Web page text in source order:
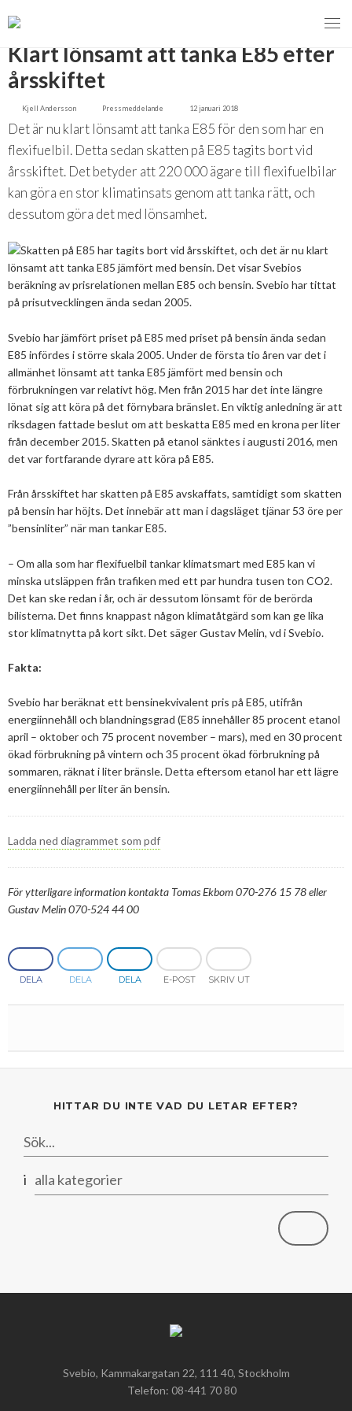
MENY
VI VERKAR FÖR
Svebios valmanifest 2026
Styrmedel
Koldioxidskatt
Besvarade remisser
Juni
Maj
April
Mars
2025
December
November
September
Juni
April
Mars
Februari
2024
November
Oktober
Augusti
Juni
Maj
Mars
Februari
Januari
2023
December
Augusti
Maj
April
Mars
2022
November
September
Augusti
April
Mars
Februari
Januari
December
September
Augusti
Juni
Maj
Mars
Februari
Januari
2020
November
Oktober
September
Juni
Maj
April
Januari
November
Oktober
September
Juli
Juni
April
Mars
Februari
2018
Maj
April
Mars
Februari
Januari
2017
November
Oktober
September
Augusti
Juni
April
Februari
2016
November
Oktober
September
Augusti
Juli
Maj
Mars
Januari
2015
November
Oktober
September
Augusti
Maj
Februari
2014
Augusti
Juni
Maj
Mars
Januari
2013
November
Oktober
Augusti
April
Februari
2012
December
September
Juli
Mars
2011
November
September
Juni
Mars
December
September
2009
November
Juli
Mars
December
2007
Remisser på gång
Aktuella frågor
Ger förbränning en kolskuld?
Det finns inget liv utan förbränning
Försörjningstrygghet
Hur ser Sveriges energianvänding ut?
Sammanfattande statistik om bioenergi
Varför behöves reduktionsplikten?
Biovärme
Biodrivmedel
Biokraft
Kolsänkor
Bioenergi – ord och begrepp
Exempel på bioenergi
PRESS
MEDLEMSKAP
Associerad medlem
Privat medlem
EVENEMANG
MER
Om oss
Styrelse
Hedersmedlemmar
Svebios stadgar
Årsstämmor
Medlemmar
Konferenser och event
Svebio Fuel Market Day
Svebios vår- och årsmöteskonferens
Publikationer och dokument
Projekt inom bioenergi
Avslutade projekt
Nätverk och samarbeten
BioDriv
Jan Häckners bioenergistipendium
Medlemmar
Våra kanaler
Kontakt
Klart lönsamt att tanka E85 efter
årsskiftet
Kjell Andersson Pressmeddelande 12 januari 2018
Det är nu klart lönsamt att tanka E85 för den som har en
flexifuelbil. Detta sedan skatten på E85 tagits bort vid
årsskiftet. Det betyder att 220 000 ägare till flexifuelbilar
kan göra en stor klimatinsats genom att tanka rätt, och
dessutom göra det med lönsamhet.
Svebio har jämfört priset på E85 med priset på bensin ända sedan
E85 infördes i större skala 2005. Under de första tio åren var det i
allmänhet lönsamt att tanka E85 jämfört med bensin och
förbrukningen var relativt hög. Men från 2015 har det inte längre
lönat sig att köra på det förnybara bränslet. En viktig anledning är att
riksdagen fattade beslut om att beskatta E85 med en krona per liter
från december 2015. Skatten på etanol sänktes i augusti 2016, men
det var fortfarande dyrare att köra på E85.
Från årsskiftet har skatten på E85 avskaffats, samtidigt som skatten
på bensin har höjts. Det innebär att man i dagsläget tjänar 53 öre per
”bensinliter” när man tankar E85.
– Om alla som har flexifuelbil tankar klimatsmart med E85 kan vi
minska utsläppen från trafiken med ett par hundra tusen ton CO2.
Det kan ske redan i år, och är dessutom lönsamt för de berörda
bilisterna. Det finns knappast någon klimatåtgärd som kan ge lika
stor klimatnytta på kort sikt. Det säger Gustav Melin, vd i Svebio.
Fakta:
Svebio har beräknat ett bensinekvivalent pris på E85, utifrån
energiinnehåll och blandningsgrad (E85 innehåller 85 procent etanol
april – oktober och 75 procent november – mars), med en 30 procent
ökad förbrukning på vintern och 35 procent ökad förbrukning på
sommaren, räknat i liter bränsle. Detta eftersom etanol har ett lägre
energiinnehåll per liter än bensin.
Ladda ned diagrammet som pdf
För ytterligare information kontakta Tomas Ekbom 070-276 15 78 eller
Gustav Melin070-524 44 00
DELA DELA DELA E-POST SKRIV UT
HITTAR DU INTE VAD DU LETAR EFTER?
i alla kategorier
Svebio, Kammakargatan 22, 111 40, Stockholm
Telefon: 08-441 70 80